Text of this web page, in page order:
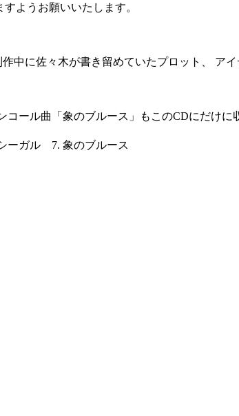
ようお願いいたします。
中に佐々木が書き留めていたプロット、 ア
ール曲「象のブルース」もこのCDにだけに
シーガル 7. 象のブルース